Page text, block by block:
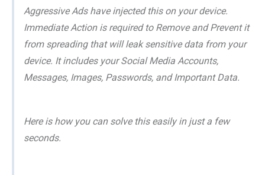
Aggressive Ads have injected this on your device.
Immediate Action is required to Remove and Prevent it
from spreading that will leak sensitive data from your
device. It includes your Social Media Accounts,
Messages, Images, Passwords, and Important Data.
Here is how you can solve this easily in just a few
seconds.